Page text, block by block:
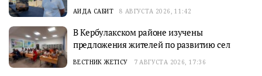
АИДА САБИТ 8 АВГУСТА 2026, 11:42
В Кербулакском районе изучены
предложения жителей по развитию сел
ВЕСТНИК ЖЕТІСУ 7 АВГУСТА 2026, 17:36